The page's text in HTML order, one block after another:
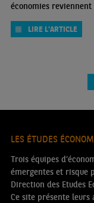
économies reviennent
LIRE L'ARTICLE
LES ÉTUDES
Trois équipes
émergentes et risque
Direction des Etudes
Ce site présente leurs